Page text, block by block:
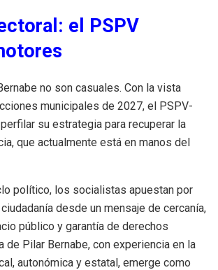
el PSPV
no son casuales. Con la vista
municipales de 2027, el PSPV-
su estrategia para recuperar la
que actualmente está en manos del
político, los socialistas apuestan por
desde un mensaje de cercanía,
público y garantía de derechos
de Pilar Bernabe, con experiencia en la
autonómica y estatal, emerge como